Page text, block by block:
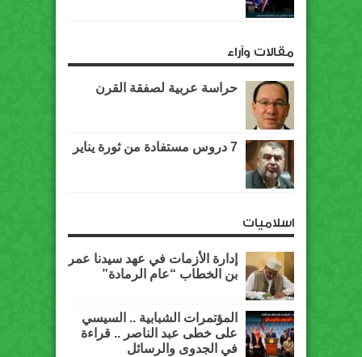
مقالات وآراء
حراسة عربية لصفقة القرن
7 دروس مستفادة من ثورة يناير
اسلاميات
إدارة الأزمات في عهد سيدنا عمر
بن الخطاب “عام الرمادة”
المؤتمرات الشبابية .. السيسي
على خطى عبد الناصر .. قراءة
في الجدوى والرسائل